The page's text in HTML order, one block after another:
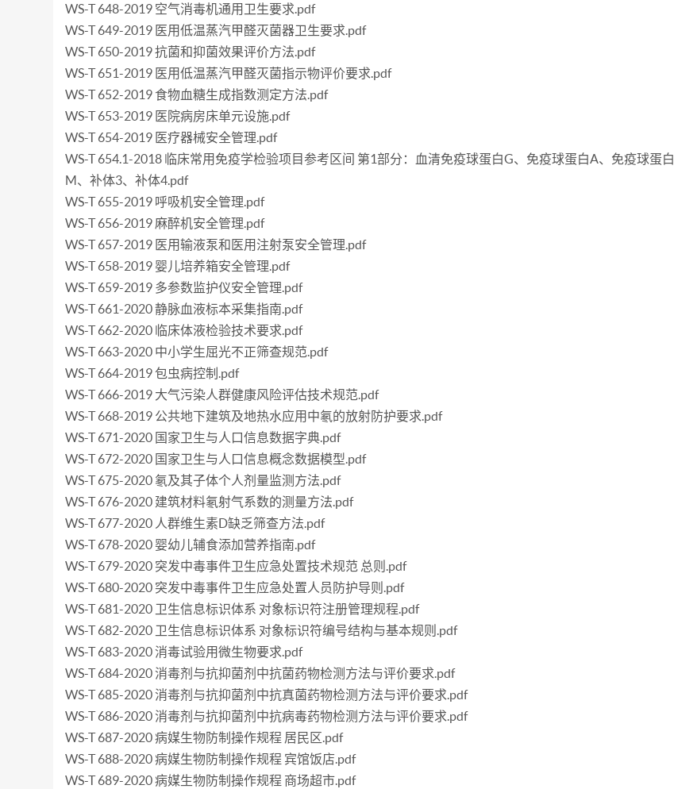
WS-T 648-2019 空气消毒机通用卫生要求.pdf
WS-T 649-2019 医用低温蒸汽甲醛灭菌器卫生要求.pdf
WS-T 650-2019 抗菌和抑菌效果评价方法.pdf
WS-T 651-2019 医用低温蒸汽甲醛灭菌指示物评价要求.pdf
WS-T 652-2019 食物血糖生成指数测定方法.pdf
WS-T 653-2019 医院病房床单元设施.pdf
WS-T 654-2019 医疗器械安全管理.pdf
WS-T 654.1-2018 临床常用免疫学检验项目参考区间 第1部分：血清免疫球蛋白G、免疫球蛋白A、免疫球蛋白
M、补体3、补体4.pdf
WS-T 655-2019 呼吸机安全管理.pdf
WS-T 656-2019 麻醉机安全管理.pdf
WS-T 657-2019 医用输液泵和医用注射泵安全管理.pdf
WS-T 658-2019 婴儿培养箱安全管理.pdf
WS-T 659-2019 多参数监护仪安全管理.pdf
WS-T 661-2020 静脉血液标本采集指南.pdf
WS-T 662-2020 临床体液检验技术要求.pdf
WS-T 663-2020 中小学生屈光不正筛查规范.pdf
WS-T 664-2019 包虫病控制.pdf
WS-T 666-2019 大气污染人群健康风险评估技术规范.pdf
WS-T 668-2019 公共地下建筑及地热水应用中氡的放射防护要求.pdf
WS-T 671-2020 国家卫生与人口信息数据字典.pdf
WS-T 672-2020 国家卫生与人口信息概念数据模型.pdf
WS-T 675-2020 氡及其子体个人剂量监测方法.pdf
WS-T 676-2020 建筑材料氡射气系数的测量方法.pdf
WS-T 677-2020 人群维生素D缺乏筛查方法.pdf
WS-T 678-2020 婴幼儿辅食添加营养指南.pdf
WS-T 679-2020 突发中毒事件卫生应急处置技术规范 总则.pdf
WS-T 680-2020 突发中毒事件卫生应急处置人员防护导则.pdf
WS-T 681-2020 卫生信息标识体系 对象标识符注册管理规程.pdf
WS-T 682-2020 卫生信息标识体系 对象标识符编号结构与基本规则.pdf
WS-T 683-2020 消毒试验用微生物要求.pdf
WS-T 684-2020 消毒剂与抗抑菌剂中抗菌药物检测方法与评价要求.pdf
WS-T 685-2020 消毒剂与抗抑菌剂中抗真菌药物检测方法与评价要求.pdf
WS-T 686-2020 消毒剂与抗抑菌剂中抗病毒药物检测方法与评价要求.pdf
WS-T 687-2020 病媒生物防制操作规程 居民区.pdf
WS-T 688-2020 病媒生物防制操作规程 宾馆饭店.pdf
WS-T 689-2020 病媒生物防制操作规程 商场超市.pdf